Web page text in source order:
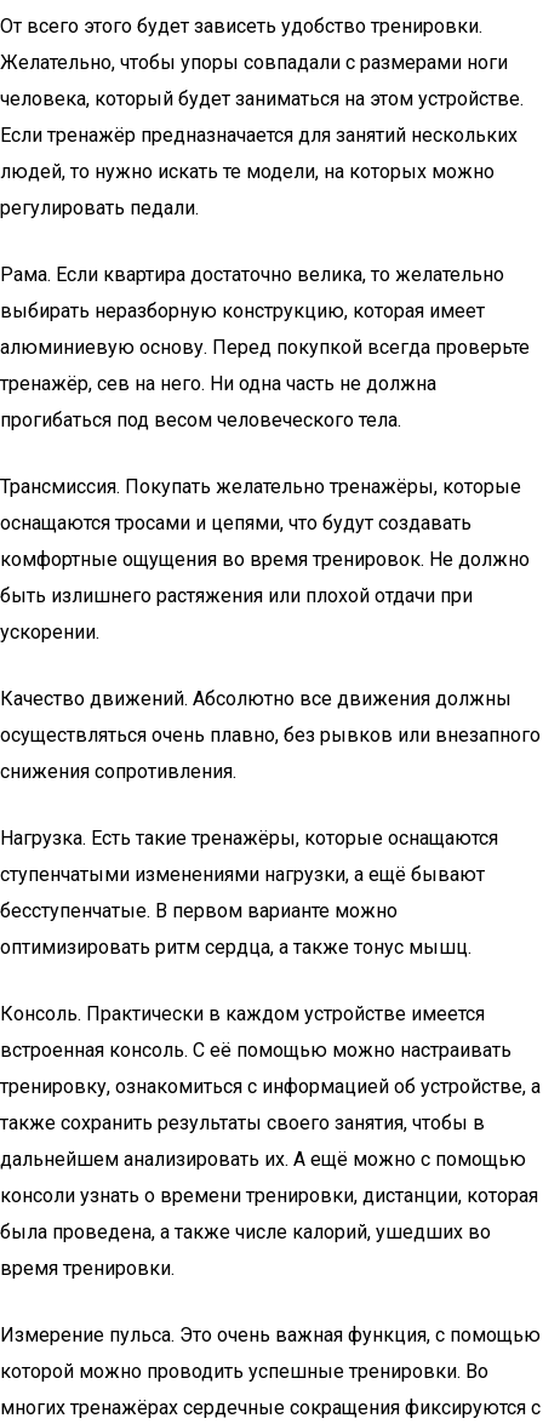
От всего этого будет зависеть удобство тренировки.
Желательно, чтобы упоры совпадали с размерами ноги
человека, который будет заниматься на этом устройстве.
Если тренажёр предназначается для занятий нескольких
людей, то нужно искать те модели, на которых можно
регулировать педали.
Рама. Если квартира достаточно велика, то желательно
выбирать неразборную конструкцию, которая имеет
алюминиевую основу. Перед покупкой всегда проверьте
тренажёр, сев на него. Ни одна часть не должна
прогибаться под весом человеческого тела.
Трансмиссия. Покупать желательно тренажёры, которые
оснащаются тросами и цепями, что будут создавать
комфортные ощущения во время тренировок. Не должно
быть излишнего растяжения или плохой отдачи при
ускорении.
Качество движений. Абсолютно все движения должны
осуществляться очень плавно, без рывков или внезапного
снижения сопротивления.
Нагрузка. Есть такие тренажёры, которые оснащаются
ступенчатыми изменениями нагрузки, а ещё бывают
бесступенчатые. В первом варианте можно
оптимизировать ритм сердца, а также тонус мышц.
Консоль. Практически в каждом устройстве имеется
встроенная консоль. С её помощью можно настраивать
тренировку, ознакомиться с информацией об устройстве, а
также сохранить результаты своего занятия, чтобы в
дальнейшем анализировать их. А ещё можно с помощью
консоли узнать о времени тренировки, дистанции, которая
была проведена, а также числе калорий, ушедших во
время тренировки.
Измерение пульса. Это очень важная функция, с помощью
которой можно проводить успешные тренировки. Во
многих тренажёрах сердечные сокращения фиксируются с